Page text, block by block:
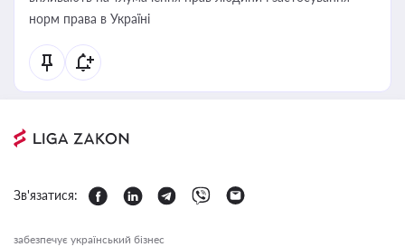
норм права в Україні
Зв'язатися:
забезпечує український бізнес